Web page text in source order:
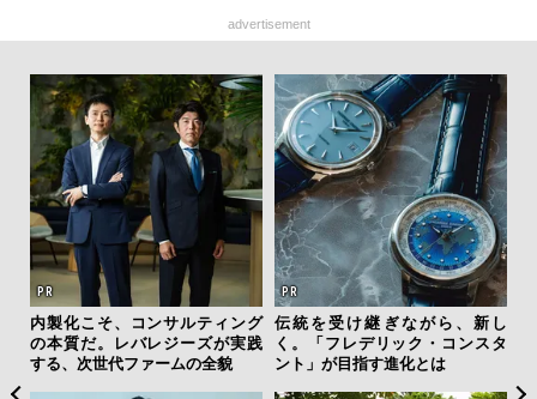
advertisement
内製化こそ、コンサルティング
の本質だ。レバレジーズが実践
する、次世代ファームの全貌
伝統を受け継ぎながら、新し
く。「フレデリック・コンスタ
ント」が目指す進化とは